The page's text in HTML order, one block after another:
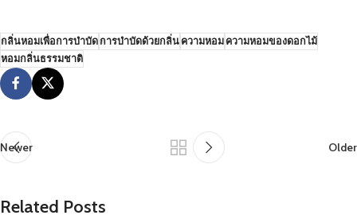
กลิ่นหอมเพื่อการบำบัดการบำบัดด้วยกลิ่นความหอมความหอมของดอกไม้
หอมกลิ่นธรรมชาติ
Newer Older
Related Posts